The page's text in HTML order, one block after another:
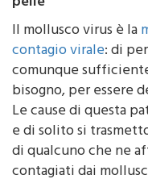
Il mollusco virus è la
contagio virale: di
comunque
bisogno, per essere
Le cause di questa
e di solito si
di qualcuno che ne
contagiati dai